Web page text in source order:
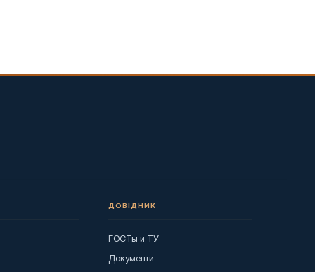
ДОВІДНИК
ГОСТы и ТУ
Документи